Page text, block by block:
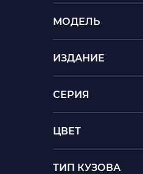
МОДЕЛЬ
ИЗДАНИЕ
СЕРИЯ
ЦВЕТ
ТИП КУЗОВА